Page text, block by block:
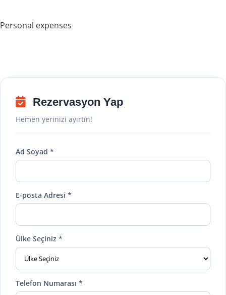
Personal expenses
Rezervasyon Yap
Hemen yerinizi ayırtın!
Ad Soyad *
E-posta Adresi *
Ülke Seçiniz *
Telefon Numarası *